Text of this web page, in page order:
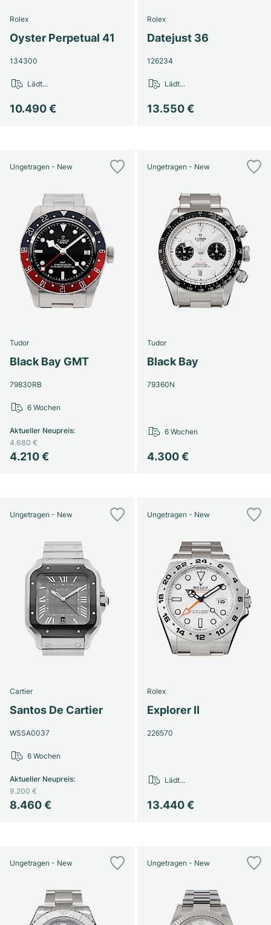
Rolex
Oyster Perpetual 41
134300
10.490 €
Lädt...
Rolex
Datejust 36
126234
13.550 €
Lädt...
Ungetragen - New
Tudor
Black Bay GMT
79830RB
4.210 €
Aktueller Neupreis:
4.680 €
6 Wochen
Ungetragen - New
Tudor
Black Bay
79360N
4.300 €
6 Wochen
Ungetragen - New
Cartier
Santos De Cartier
WSSA0037
8.460 €
Aktueller Neupreis:
9.200 €
6 Wochen
Ungetragen - New
Rolex
Explorer II
226570
13.440 €
Lädt...
Ungetragen - New Ungetragen - New